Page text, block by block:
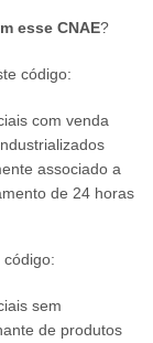
esse CNAE?
código:
com venda
associado a
de 24 horas
sem
de produtos